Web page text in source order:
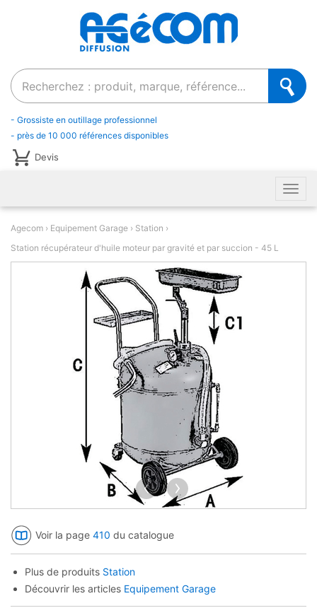
Recherche
- Grossiste en outillage professionnel
- près de 10 000 références disponibles
Devis
Agecom Equipement Garage
Station
Station récupérateur d'huile moteur par gravité et par succion - 45 L
< >
Voir la page 410 du catalogue
Plus de produits Station
Découvrir les articles Equipement Garage